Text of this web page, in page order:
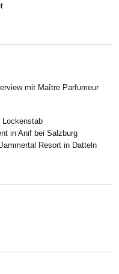
mit Maître Parfumeur
Lockenstab
in Anif bei Salzburg
Resort in Datteln